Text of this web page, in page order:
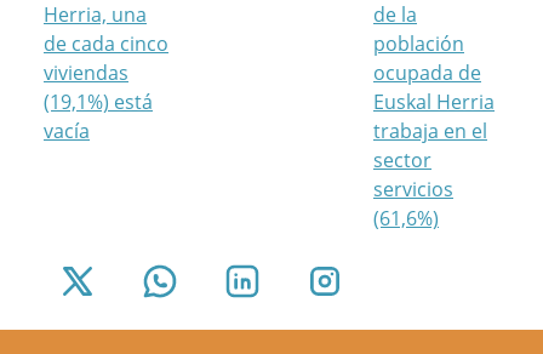
Herria, una
de cada cinco
viviendas
(19,1%) está
vacía
de la
población
ocupada de
Euskal Herria
trabaja en el
sector
servicios
(61,6%)